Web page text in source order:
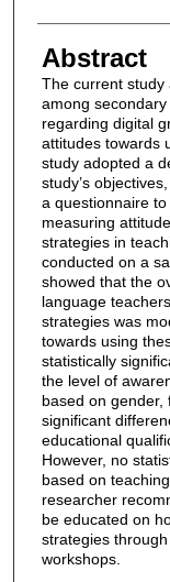
Abstract
The current study
among
regarding digital
attitudes towards
study adopted a
study’s
a questionnaire
measuring
strategies in
conducted on a
showed that the
language
strategies was
towards using
statistically
the level of
based on gender,
significant
educational
However, no
based on
researcher
be educated on
strategies
workshops.